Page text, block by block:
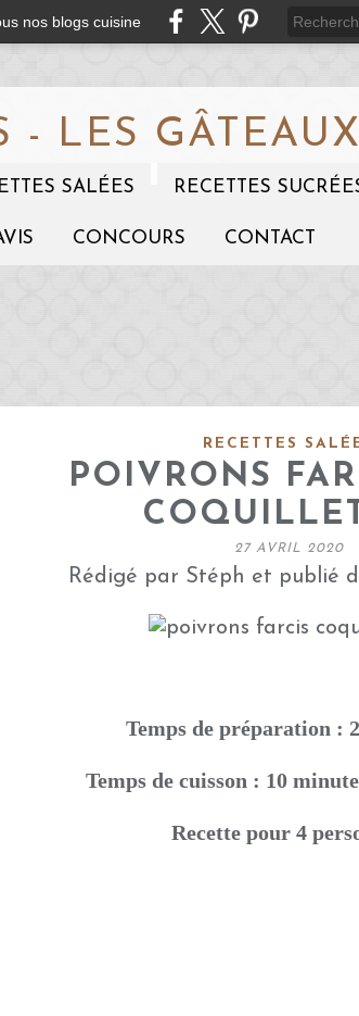
nos blogs cuisine
- LES
SALÉES RECETTES
CONCOURS CONTACT
RECETTES
POIVRONS
27 AVRIL 2020
Rédigé par Stéph et publié
Temps de préparation :
Temps de cuisson : 10
Recette pour 4